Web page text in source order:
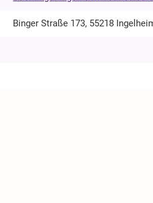
Binger Straße 173, 55218